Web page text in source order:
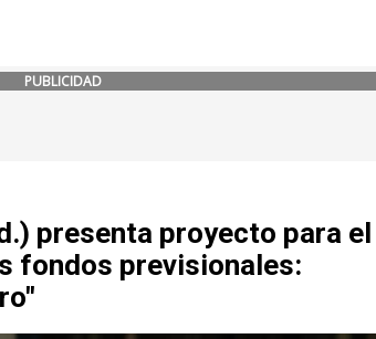
PUBLICIDAD
presenta proyecto para el
fondos previsionales: